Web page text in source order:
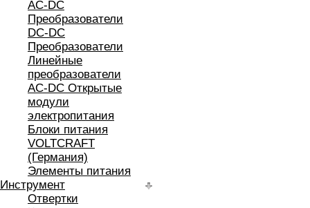
AC-DC
Преобразователи
DC-DC
Преобразователи
Линейные
преобразователи
AC-DC Открытые
модули
электропитания
Блоки питания
VOLTCRAFT
(Германия)
Элементы питания
Инструмент
Отвертки